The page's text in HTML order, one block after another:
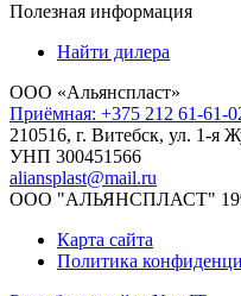
Полезная информация
Найти дилера
ООО «Альянспласт»
Приёмная: +375 212 61-61-
210516, г. Витебск, ул. 1-я
УНП 300451566
aliansplast@mail.ru
ООО "АЛЬЯНСПЛАСТ"
Карта сайта
Политика